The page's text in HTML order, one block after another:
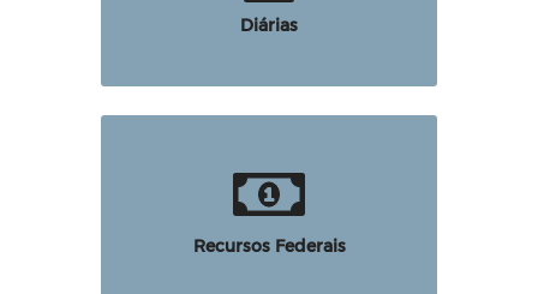
Diárias
Recursos Federais